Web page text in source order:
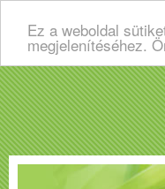
Ez a weboldal
megjelenítéséhez.